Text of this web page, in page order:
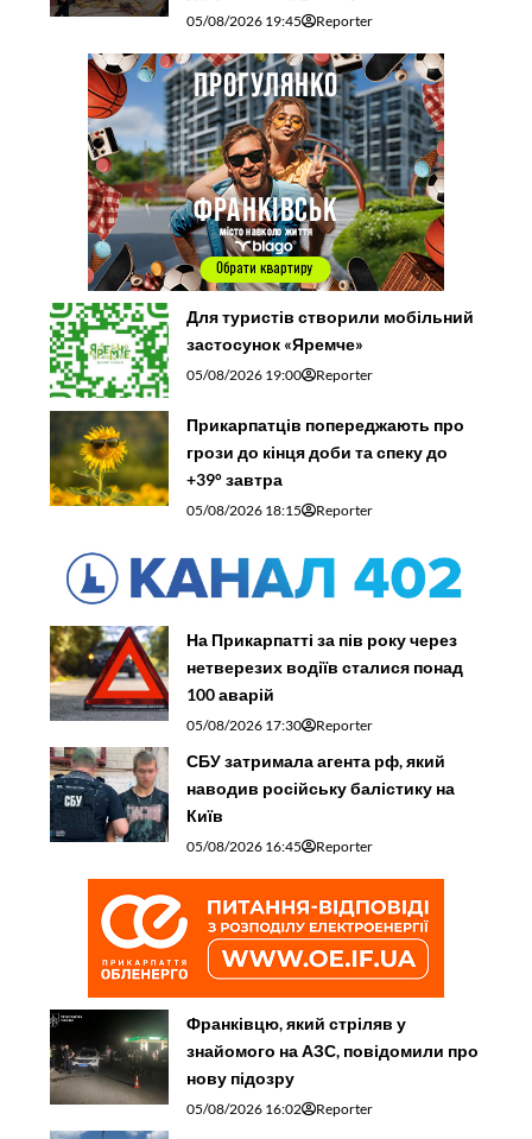
05/08/2026 19:45 Reporter
Для туристів створили мобільний
застосунок «Яремче»
05/08/2026 19:00 Reporter
Прикарпатців попереджають про
грози до кінця доби та спеку до
+39° завтра
05/08/2026 18:15 Reporter
На Прикарпатті за пів року через
нетверезих водіїв сталися понад
100 аварій
05/08/2026 17:30 Reporter
СБУ затримала агента рф, який
наводив російську балістику на
Київ
05/08/2026 16:45 Reporter
Франківцю, який стріляв у
знайомого на АЗС, повідомили про
нову підозру
05/08/2026 16:02 Reporter